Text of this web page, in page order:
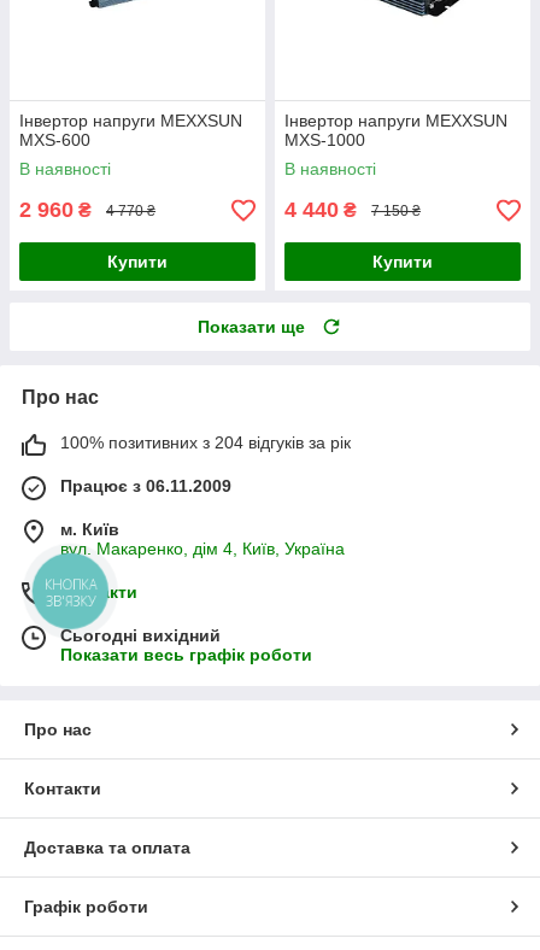
Інвертор напруги MEXXSUN
MXS-600
В наявності
2 960 ₴ 4 770 ₴
Купити
Інвертор напруги MEXXSUN
MXS-1000
В наявності
4 440 ₴ 7 150 ₴
Купити
Показати ще
Про нас
100% позитивних з 204 відгуків за рік
Працює з 06.11.2009
м. Київ
вул. Макаренко, дім 4, Київ, Україна
Контакти
Сьогодні вихідний
Показати весь графік роботи
Про нас
Контакти
Доставка та оплата
Графік роботи
КНОПКА
ЗВ'ЯЗКУ